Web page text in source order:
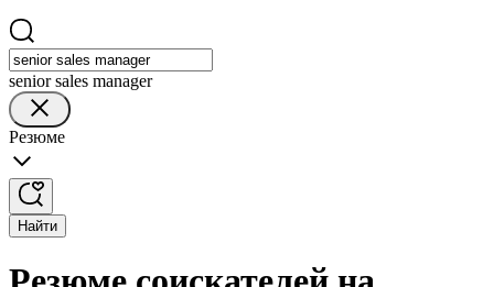
senior sales manager
Резюме
Найти